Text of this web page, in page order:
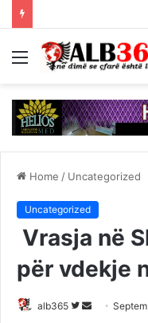
Menu
Home / Uncategorized
Uncategorized
Vrasja në
për vdekje
alb365
Follow
Send